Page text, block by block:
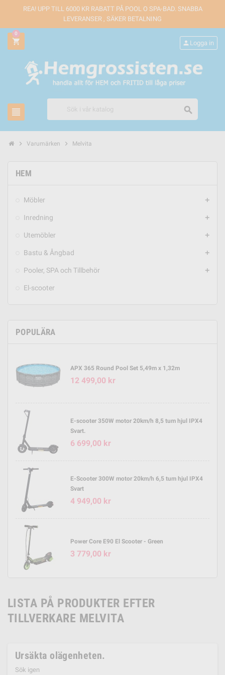
REA! UPP TILL 6000 KR RABATT PÅ POOL O SPA-BAD. SNABBA
LEVERANSER , SÄKER BETALNING
shopping_cart
0
view_headline search
person Logga in
chevron_right Varumärken chevron_right Melvita
HEM
Möbler add
Inredning add
Utemöbler add
Bastu & Ångbad add
Pooler, SPA och Tillbehör add
El-scooter
POPULÄRA
APX 365 Round Pool Set 5,49m x 1,32m
12 499,00 kr
E-scooter 350W motor 20km/h 8,5 tum hjul IPX4
Svart.
6 699,00 kr
E-Scooter 300W motor 20km/h 6,5 tum hjul IPX4
Svart
4 949,00 kr
Power Core E90 El Scooter - Green
3 779,00 kr
LISTA PÅ PRODUKTER EFTER
TILLVERKARE MELVITA
Ursäkta olägenheten.
Sök igen